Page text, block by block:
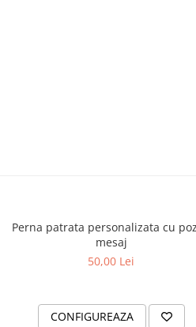
Perna patrata personalizata cu
mesaj
50,00 Lei
CONFIGUREAZA